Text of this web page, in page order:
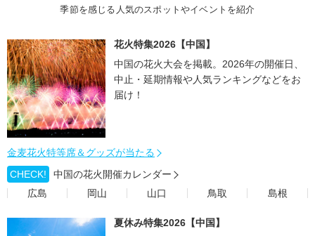
季節を感じる人気のスポットやイベントを紹介
花火特集2026【中国】
中国の花火大会を掲載。2026年の開催日、
中止・延期情報や人気ランキングなどをお
届け！
金麦花火特等席＆グッズが当たる
CHECK!
中国の花火開催カレンダー
広島
岡山 山口 鳥取 島根
夏休み特集2026【中国】